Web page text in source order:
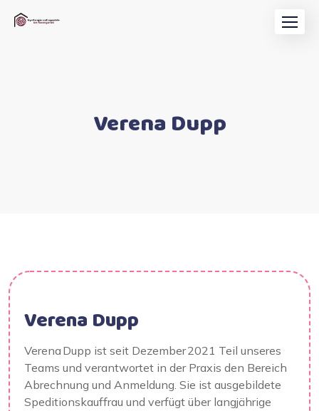
Verena Dupp
Verena Dupp
Verena Dupp ist seit Dezember 2021 Teil unseres
Teams und verantwortet in der Praxis den Bereich
Abrechnung und Anmeldung. Sie ist ausgebildete
Speditionskauffrau und verfügt über langjährige